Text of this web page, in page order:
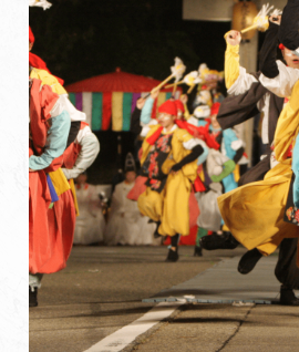
マイペー
初めての加賀温泉郷
加賀に泊まって！北陸巡り♪
ご当地グルメ
加賀 旅先納税